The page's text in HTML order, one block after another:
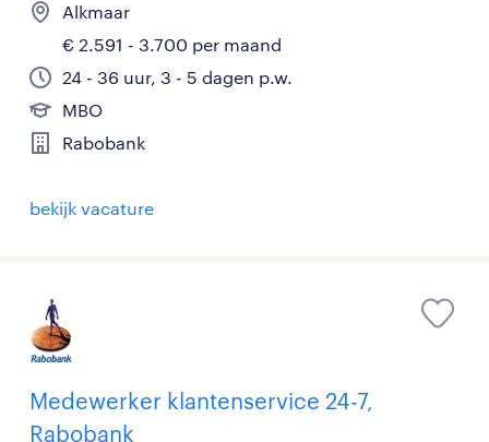
Alkmaar
€ 2.591 - 3.700 per maand
24 - 36 uur, 3 - 5 dagen p.w.
MBO
Rabobank
bekijk vacature
Medewerker klantenservice 24-7,
Rabobank